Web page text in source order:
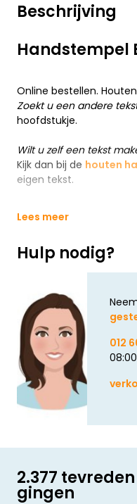
Beschrijving
Handstempel
Online bestellen.
Zoekt u een andere
hoofdstukje.
Wilt u zelf een tekst
Kijk dan bij de houten
eigen tekst.
Lees meer
Hulp nodig?
012
2.377
gingen